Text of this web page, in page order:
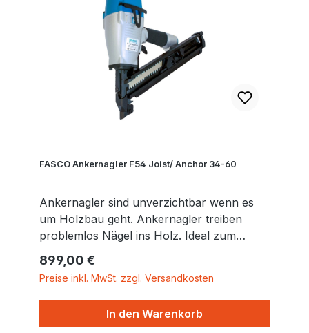
FASCO Ankernagler F54 Joist/ Anchor 34-60
Ankernagler sind unverzichtbar wenn es
um Holzbau geht. Ankernagler treiben
problemlos Nägel ins Holz. Ideal zum
Balkenverbinder, Windrispen,
Sparrenfußbeschläge. In jeden Fall ist eine
einwandfrei Fixierung der Ankernägel vor
dem Nageln in den Löchern der
Regulärer Preis:
899,00 €
Preise inkl. MwSt. zzgl. Versandkosten
In den Warenkorb